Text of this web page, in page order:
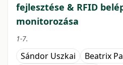
fejlesztése & RFID
monitorozása
1-7.
Sándor Uszkai Beatrix